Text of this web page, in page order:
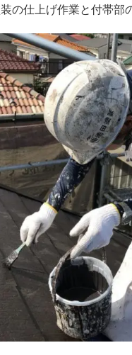
の仕上げ作業と付帯部